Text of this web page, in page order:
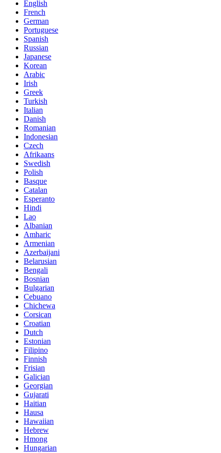
English
French
German
Portuguese
Spanish
Russian
Japanese
Korean
Arabic
Irish
Greek
Turkish
Italian
Danish
Romanian
Indonesian
Czech
Afrikaans
Swedish
Polish
Basque
Catalan
Esperanto
Hindi
Lao
Albanian
Amharic
Armenian
Azerbaijani
Belarusian
Bengali
Bosnian
Bulgarian
Cebuano
Chichewa
Corsican
Croatian
Dutch
Estonian
Filipino
Finnish
Frisian
Galician
Georgian
Gujarati
Haitian
Hausa
Hawaiian
Hebrew
Hmong
Hungarian